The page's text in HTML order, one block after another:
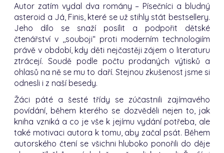
Autor zatím vydal dva romány – Písečníci a bludný
asteroid a Já, Finis, které se už stihly stát bestsellery.
Jeho dílo se snaží posílit a podpořit dětské
čtenářství v ,,souboji“ proti moderním technologiím
právě v období, kdy děti nejčastěji zájem o literaturu
ztrácejí. Soudě podle počtu prodaných výtisků a
ohlasů na ně se mu to daří. Stejnou zkušenost jsme si
odnesli i z naší besedy.
Žáci páté a šesté třídy se zúčastnili zajímavého
povídání, během kterého se dozvěděli nejen to, jak
kniha vzniká a co je vše k jejímu vydání potřeba, ale
také motivaci autora k tomu, aby začal psát. Během
autorského čtení se všichni hluboko ponořili do děje